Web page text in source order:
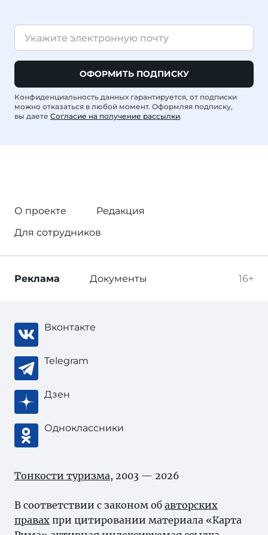
ОФОРМИТЬ ПОДПИСКУ
Конфиденциальность данных гарантируется, от подписки
можно отказаться в любой момент. Оформляя подписку,
вы даете Согласие на получение рассылки.
О проекте
Редакция
Для сотрудников
16+
Реклама Документы
Вконтакте
Telegram
Дзен
Одноклассники
Тонкости туризма, 2003 — 2026
В соответствии с законом об авторских
правах при цитировании материала «Карта